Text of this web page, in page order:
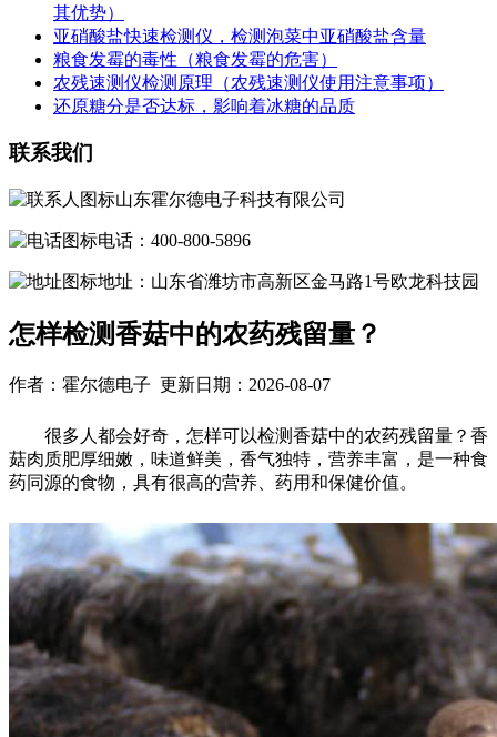
其优势）
亚硝酸盐快速检测仪，检测泡菜中亚硝酸盐含量
粮食发霉的毒性（粮食发霉的危害）
农残速测仪检测原理（农残速测仪使用注意事项）
还原糖分是否达标，影响着冰糖的品质
联系我们
山东霍尔德电子科技有限公司
电话：400-800-5896
地址：山东省潍坊市高新区金马路1号欧龙科技园
怎样检测香菇中的农药残留量？
作者：霍尔德电子 更新日期：2026-08-07
很多人都会好奇，怎样可以检测香菇中的农药残留量？香
菇肉质肥厚细嫩，味道鲜美，香气独特，营养丰富，是一种食
药同源的食物，具有很高的营养、药用和保健价值。